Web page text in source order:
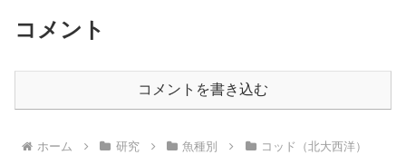
コメント
コメントを書き込む
ホーム 研究 魚種別 コッド（北大西洋）